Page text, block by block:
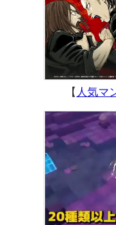
【 人気マ